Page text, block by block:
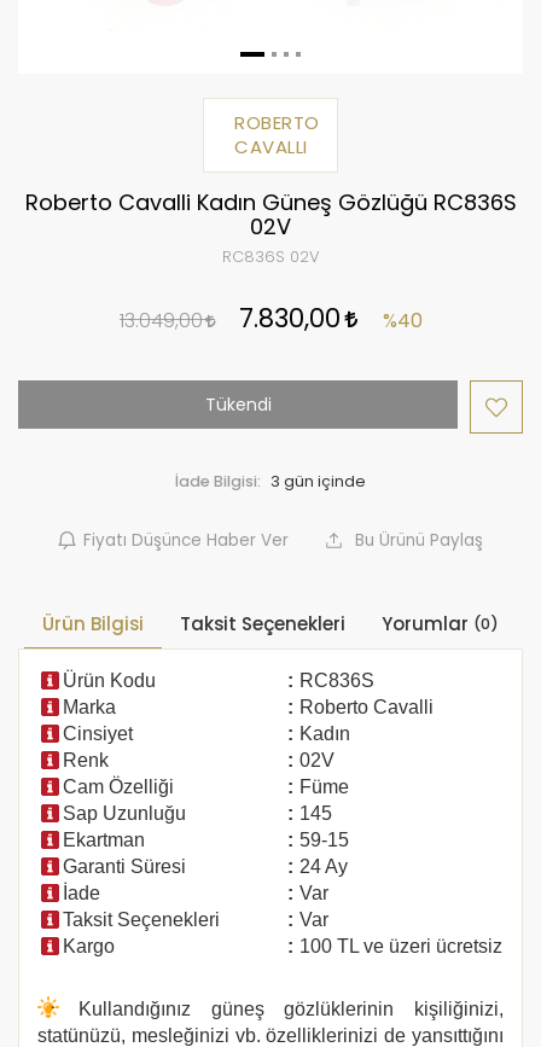
ROBERTO
CAVALLI
Roberto Cavalli Kadın Güneş Gözlüğü RC836S
02V
RC836S 02V
13.049,00 7.830,00 %40
Tükendi
İade Bilgisi:
Fiyatı Düşünce Haber Ver Bu Ürünü Paylaş
Ürün Bilgisi Taksit Seçenekleri Yorumlar (0)
Ürün Kodu : RC836S
Marka
: Roberto Cavalli
Cinsiyet
: Kadın
Renk
: 02V
Cam Özelliği
: Füme
Sap Uzunluğu
: 145
Ekartman
: 59-15
Garanti Süresi
: 24 Ay
İade
: Var
Taksit Seçenekleri
: Var
Kargo
: 100 TL ve üzeri ücretsiz
Kullandığınız güneş gözlüklerinin kişiliğinizi,
statünüzü, mesleğinizi vb. özelliklerinizi de yansıttığını